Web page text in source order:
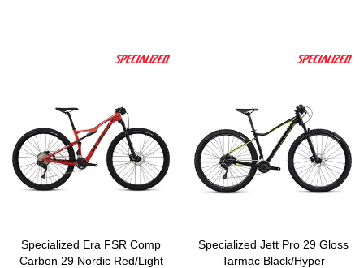
Specialized Era FSR Comp
Carbon 29 Nordic Red/Light
Specialized Jett Pro 29 Gloss
Tarmac Black/Hyper